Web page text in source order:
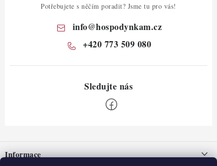
Potřebujete s něčím poradit? Jsme tu pro vás!
info@hospodynkam.cz
+420 773 509 080
pInformace